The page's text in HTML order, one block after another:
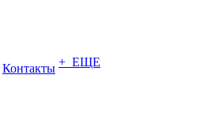
Контакты + ЕЩЕ